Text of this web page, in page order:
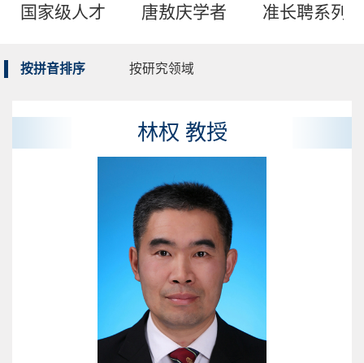
国家级人才 唐敖庆学者 准长聘系列
按拼音排序 按研究领域
林权 教授